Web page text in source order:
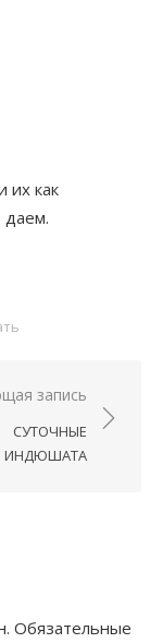
их как
даем.
запись
СУТОЧНЫЕ
ИНДЮШАТА
Обязательные